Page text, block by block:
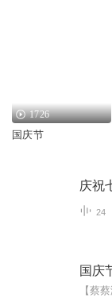
1726
国庆节
庆祝
24
国庆